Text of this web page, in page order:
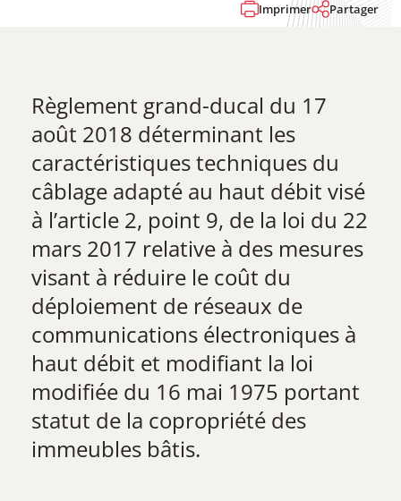
Imprimer Partager
Règlement grand-ducal du 17
août 2018​ déterminant les
caractéristiques techniques du
câblage adapté au haut débit visé
à l’article 2, point 9, de la loi du 22
mars 2017 relative à des mesures
visant à réduire le coût du
déploiement de réseaux de
communications électroniques à
haut débit et modifiant la loi
modifiée du 16 mai 1975 portant
statut de la copropriété des
immeubles bâtis.